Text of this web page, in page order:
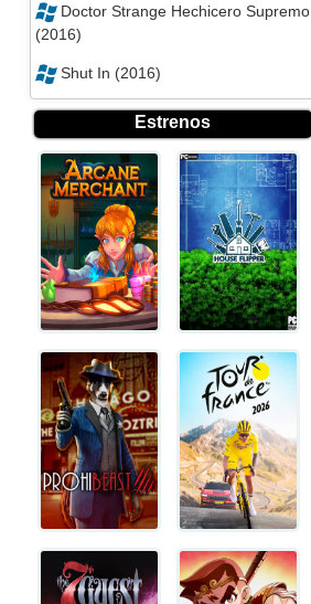
Doctor Strange Hechicero Supremo
(2016)
Shut In (2016)
Estrenos